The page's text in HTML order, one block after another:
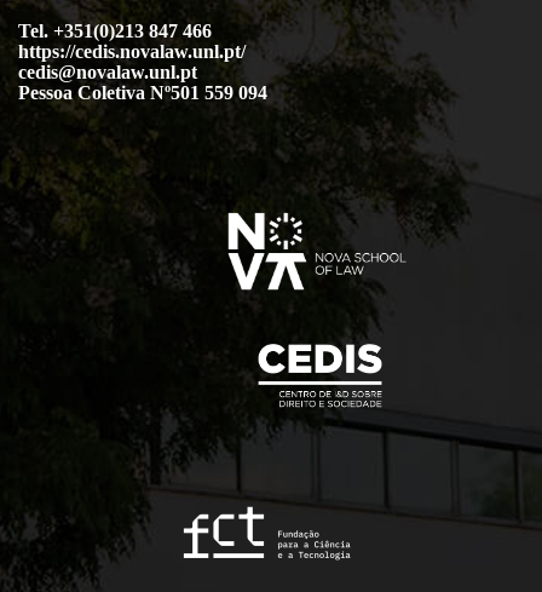
Tel. +351(0)213 847 466
https://cedis.novalaw.unl.pt/
cedis@novalaw.unl.pt
Pessoa Coletiva Nº501 559 094